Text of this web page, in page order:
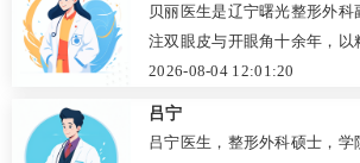
贝丽医生是辽宁曙光整形外科
注双眼皮与开眼角十余年，以
自然眼眸。
2026-08-04 12:01:20
吕宁
吕宁医生，整形外科硕士，学